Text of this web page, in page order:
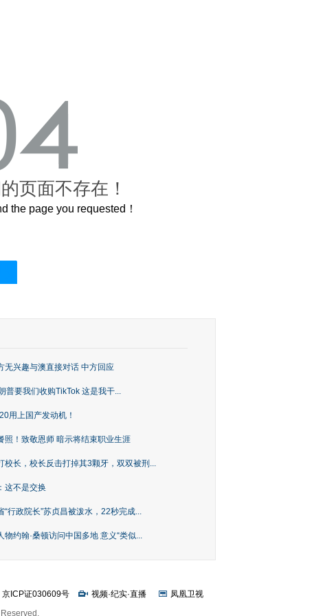
页面不存在！
the page you requested！
无兴趣与澳直接对话 中方回应
普要我们收购TikTok 这是我干...
用上国产发动机！
照！致敬恩师 暗示将结束职业生涯
校长，校长反击打掉其3颗牙，双双被刑...
这不是交换
“行政院长”苏贞昌被泼水，22秒完成...
物约翰·桑顿访问中国多地 意义“类似...
京ICP证030609号 视频·纪实·直播
凤凰卫视